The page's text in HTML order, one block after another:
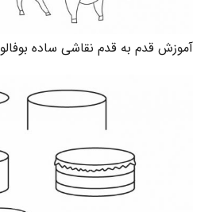
آموزش قدم به قدم نقاشی ساده بوفالو